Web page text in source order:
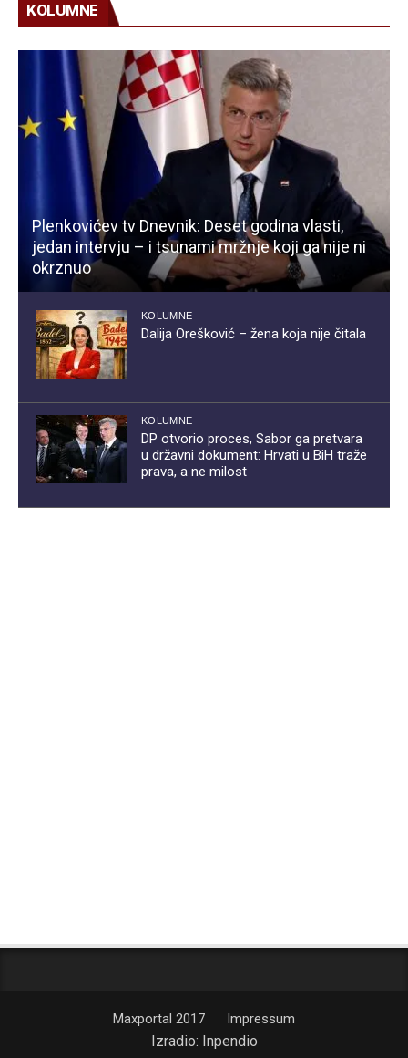
KOLUMNE
Plenkovićev tv Dnevnik: Deset godina vlasti,
jedan intervju – i tsunami mržnje koji ga nije ni
okrznuo
KOLUMNE
Dalija Orešković – žena koja nije čitala
KOLUMNE
DP otvorio proces, Sabor ga pretvara
u državni dokument: Hrvati u BiH traže
prava, a ne milost
Maxportal 2017 Impressum
Izradio: Inpendio